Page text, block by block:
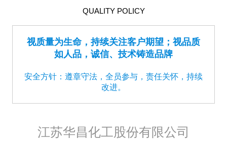
QUALITY POLICY
视质量为生命，持续关注客户期望；视品质
如人品，诚信、技术铸造品牌
安全方针：遵章守法，全员参与，责任关怀，持续
改进。
江苏华昌化工股份有限公司